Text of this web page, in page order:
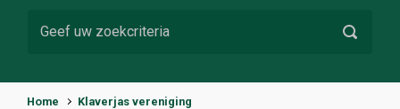
Home
Klaverjas vereniging